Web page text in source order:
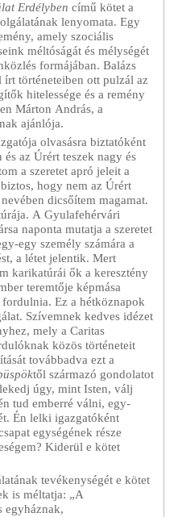
Erdélyben című kötet a
lenyomata. Egy
amely szociális
méltóságát és mélységét
formájában. Balázs
történeteiben ott pulzál az
hitelessége és a remény
Márton András, a
ajánlója.
olvasásra biztatóként
az Úrért teszek nagy és
a szeretet apró jeleit a
hogy nem az Úrért
dicsőítem magamat.
A Gyulafehérvári
naponta mutatja a szeretet
egy személy számára a
a létet jelentik. Mert
karikatúrái ők a keresztény
teremtője képmása
Ez a hétköznapok
Szívemnek kedves idézet
mely a Caritas
közös történeteit
továbbadva ezt a
től származó gondolatot
úgy, mint Isten, válj
tud emberré válni, egy-
Én lelki igazgatóként
egységének része
Kiderül e kötet
tevékenységét e kötet
is méltatja: „A
egyháznak,